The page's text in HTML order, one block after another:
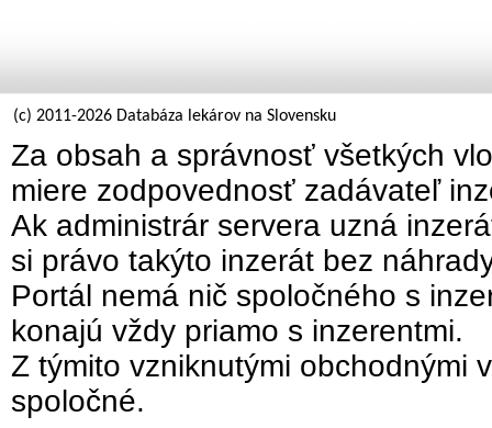
(c) 2011-2026 Databáza lekárov na Slovensku
Za obsah a správnosť všetkých
miere zodpovednosť zadávateľ
Ak administrár servera uzná
si právo takýto inzerát bez
Portál nemá nič spoločného s
konajú vždy priamo s inzerentmi.
Z týmito vzniknutými obchodnými
spoločné.